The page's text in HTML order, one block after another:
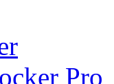
Pro